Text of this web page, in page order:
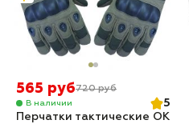
565 руб720 руб
В наличии
5
Перчатки тактические OK